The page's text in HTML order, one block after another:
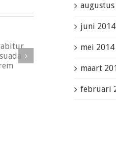
juni 2014
mei 2014
maart
februari